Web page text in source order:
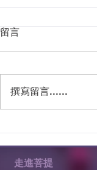
留言
撰寫留言......
走進菩提